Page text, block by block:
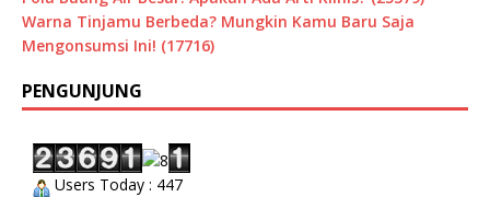
Warna Tinjamu Berbeda? Mungkin Kamu Baru Saja
Mengonsumsi Ini! (17716)
PENGUNJUNG
Users Today : 447